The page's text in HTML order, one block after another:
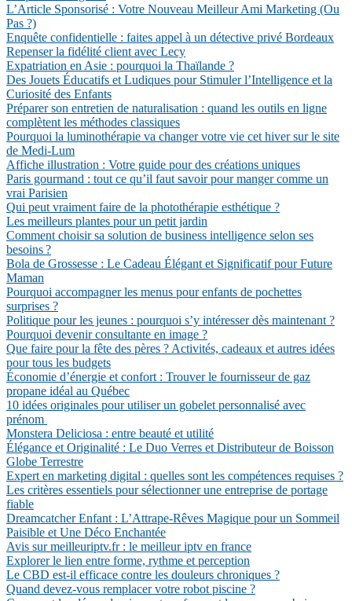
L’Article Sponsorisé : Votre Nouveau Meilleur Ami Marketing (Ou
Pas ?)
Enquête confidentielle : faites appel à un détective privé Bordeaux
Repenser la fidélité client avec Lecy
Expatriation en Asie : pourquoi la Thaïlande ?
Des Jouets Éducatifs et Ludiques pour Stimuler l’Intelligence et la
Curiosité des Enfants
Préparer son entretien de naturalisation : quand les outils en ligne
complètent les méthodes classiques
Pourquoi la luminothérapie va changer votre vie cet hiver sur le site
de Medi-Lum
Affiche illustration : Votre guide pour des créations uniques
Paris gourmand : tout ce qu’il faut savoir pour manger comme un
vrai Parisien
Qui peut vraiment faire de la photothérapie esthétique ?
Les meilleurs plantes pour un petit jardin
Comment choisir sa solution de business intelligence selon ses
besoins ?
Bola de Grossesse : Le Cadeau Élégant et Significatif pour Future
Maman
Pourquoi accompagner les menus pour enfants de pochettes
surprises ?
Politique pour les jeunes : pourquoi s’y intéresser dès maintenant ?
Pourquoi devenir consultante en image ?
Que faire pour la fête des pères ? Activités, cadeaux et autres idées
pour tous les budgets
Économie d’énergie et confort : Trouver le fournisseur de gaz
propane idéal au Québec
10 idées originales pour utiliser un gobelet personnalisé avec
prénom
Monstera Deliciosa : entre beauté et utilité
Élégance et Originalité : Le Duo Verres et Distributeur de Boisson
Globe Terrestre
Expert en marketing digital : quelles sont les compétences requises ?
Les critères essentiels pour sélectionner une entreprise de portage
fiable
Dreamcatcher Enfant : L’Attrape-Rêves Magique pour un Sommeil
Paisible et Une Déco Enchantée
Avis sur meilleuriptv.fr : le meilleur iptv en france
Explorer le lien entre forme, rythme et perception
Le CBD est-il efficace contre les douleurs chroniques ?
Quand devez-vous remplacer votre robot piscine ?